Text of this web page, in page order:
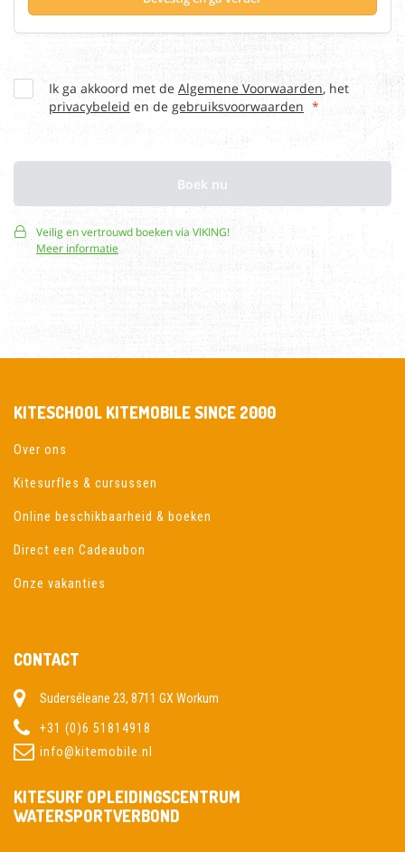
KITESCHOOL KITEMOBILE SINCE 2000
Over ons
Kitesurfles & cursussen
Online beschikbaarheid & boeken
Direct een Cadeaubon
Onze vakanties
CONTACT
Suderséleane 23, 8711 GX Workum
+31 (0)6 51814918
info@kitemobile.nl
KITESURF OPLEIDINGSCENTRUM
WATERSPORTVERBOND